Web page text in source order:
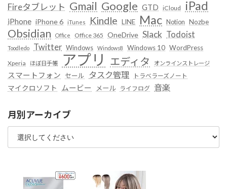
Fireタブレット Gmail Google GTD iCloud iPad
iPhone iPhone 6 iTunes Kindle LINE Mac Notion Nozbe
Obsidian Office Office 365 OneDrive Slack Todoist
Toodledo Twitter Windows Windows8 Windows 10 WordPress
Xperia ほぼ日手帳 アプリ エディタ オンラインストレージ
スマートフォン セール タスク管理 トラベラーズノート
マイクロソフト ムービー メール ライフログ 音楽
月別アーカイブ